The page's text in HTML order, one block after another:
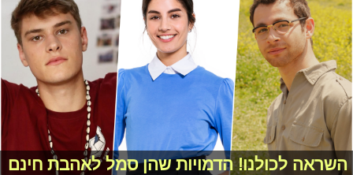
השראה לכולנו! הדמויות שהן סמל לאהבת חינם